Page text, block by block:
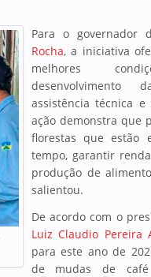
Para o governador
Rocha, a iniciativa
melhores
desenvolvimento
assistência técnica
ação demonstra que
florestas que estão
tempo, garantir
produção de
salientou.
De acordo com o
Luiz Claudio Pereira
para este ano de
de mudas de